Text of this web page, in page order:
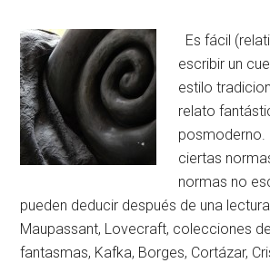
Es fácil
escribir un
estilo
relato
posmoderno.
ciertas
normas no
pueden deducir después de una
Maupassant, Lovecraft, colecciones
fantasmas, Kafka, Borges, Cortázar,